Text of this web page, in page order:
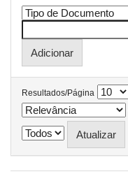
Resultados/Página